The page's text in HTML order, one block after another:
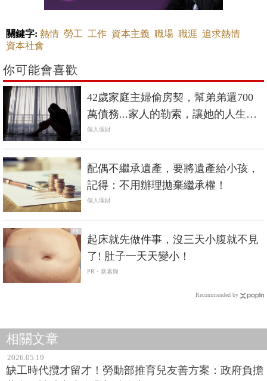
關鍵字: 熱情 勞工 工作 資本主義 職場 職涯 追求熱情
資本社會
你可能會喜歡
42歲家庭主婦偷房契，幫弟弟還700
萬債務...家人的勒索，讓她的人生宛
如恐怖故事
個人理財
配偶不繼承遺產，要將遺產給小孩，
記得：不用辦理拋棄繼承權！
個人理財
PR
起床就先做件事，沒三天小腹就不見
了! 肚子一天天變小！
PR・新素簡
Recommended by
相關文章
2026.05.19
缺工時代攬才留才！勞動部推育兒友善方案：政府負擔